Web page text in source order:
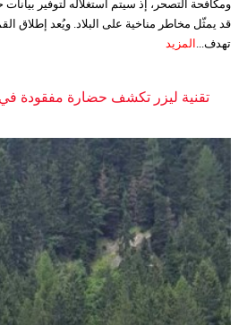
ومكافحة التصحر، إذ سيتم استغلاله لتوفير بيانات
قد يمثّل مخاطر مناخية على البلاد. ويُعد إطلاق
تهدف... المزيد
تقنية ليزر تكشف حضارة مفقودة في